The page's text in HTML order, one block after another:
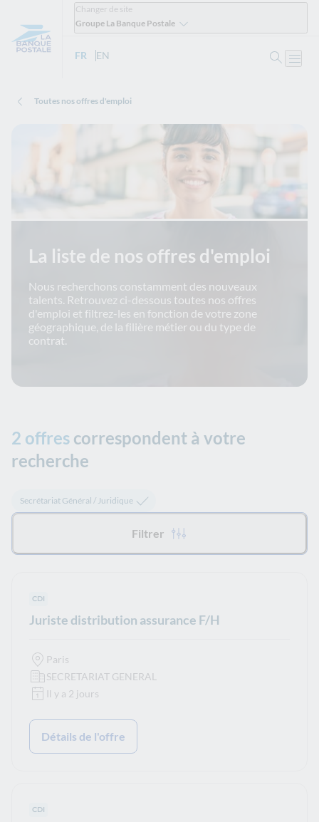
Changer de site
Groupe La Banque Postale
FR - Version française
EN
Toutes nos offres d'emploi
La liste de nos offres d'emploi
Nous recherchons constamment des nouveaux
talents. Retrouvez ci-dessous toutes nos offres
d'emploi et filtrez-les en fonction de votre zone
géographique, de la filière métier ou du type de
contrat.
2 offres correspondent à votre
recherche
Tous les filtres appliqués :
Secrétariat Général / Juridique
Filtrer
Type de contrat :
CDI
Juriste distribution assurance F/H
Paris
SECRETARIAT GENERAL
Il y a 2 jours
Détails de l'offre
Type de contrat :
CDI